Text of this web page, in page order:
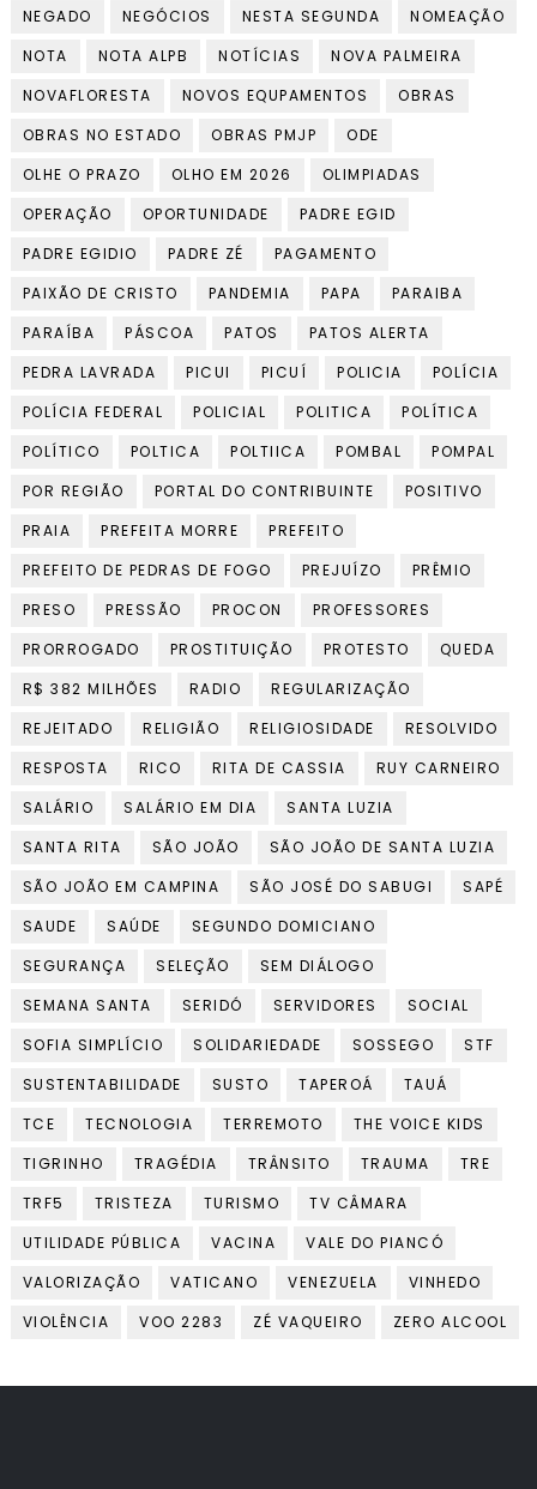
NEGADO
NEGÓCIOS NESTA SEGUNDA
NOMEAÇÃO
NOTA
NOTA ALPB NOTÍCIAS
NOVA PALMEIRA
NOVAFLORESTA
NOVOS EQUPAMENTOS
OBRAS
OBRAS NO ESTADO
OBRAS PMJP
ODE
OLHE O PRAZO
OLHO EM 2026
OLIMPIADAS
OPERAÇÃO
OPORTUNIDADE
PADRE EGID
PADRE EGIDIO
PADRE ZÉ
PAGAMENTO
PAIXÃO DE CRISTO
PANDEMIA PAPA
PARAIBA
PARAÍBA
PÁSCOA PATOS
PATOS ALERTA
PEDRA LAVRADA
PICUI PICUÍ POLICIA
POLÍCIA
POLÍCIA FEDERAL
POLICIAL POLITICA
POLÍTICA
POLÍTICO
POLTICA POLTIICA POMBAL
POMPAL
POR REGIÃO
PORTAL DO CONTRIBUINTE
POSITIVO
PRAIA
PREFEITA MORRE
PREFEITO
PREFEITO DE PEDRAS DE FOGO
PREJUÍZO
PRÊMIO
PRESO
PRESSÃO PROCON
PROFESSORES
PRORROGADO
PROSTITUIÇÃO PROTESTO
QUEDA
R$ 382 MILHÕES
RADIO
REGULARIZAÇÃO
REJEITADO
RELIGIÃO RELIGIOSIDADE
RESOLVIDO
RESPOSTA
RICO RITA DE CASSIA
RUY CARNEIRO
SALÁRIO
SALÁRIO EM DIA
SANTA LUZIA
SANTA RITA
SÃO JOÃO
SÃO JOÃO DE SANTA LUZIA
SÃO JOÃO EM CAMPINA
SÃO JOSÉ DO SABUGI
SAPÉ
SAUDE
SAÚDE
SEGUNDO DOMICIANO
SEGURANÇA
SELEÇÃO
SEM DIÁLOGO
SEMANA SANTA
SERIDÓ SERVIDORES
SOCIAL
SOFIA SIMPLÍCIO
SOLIDARIEDADE SOSSEGO
STF
SUSTENTABILIDADE
SUSTO TAPEROÁ
TAUÁ
TCE
TECNOLOGIA TERREMOTO
THE VOICE KIDS
TIGRINHO
TRAGÉDIA TRÂNSITO TRAUMA
TRE
TRF5
TRISTEZA TURISMO
TV CÂMARA
UTILIDADE PÚBLICA
VACINA
VALE DO PIANCÓ
VALORIZAÇÃO
VATICANO VENEZUELA
VINHEDO
VIOLÊNCIA
VOO 2283 ZÉ VAQUEIRO ZERO ALCOOL